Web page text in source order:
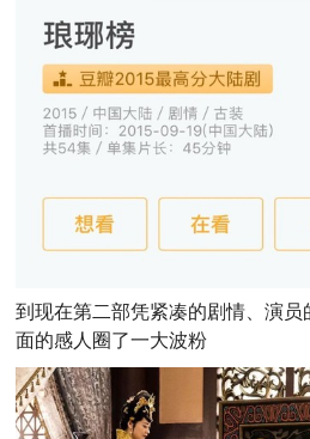
到现在第二部凭紧凑的剧情、演
面的感人圈了一大波粉